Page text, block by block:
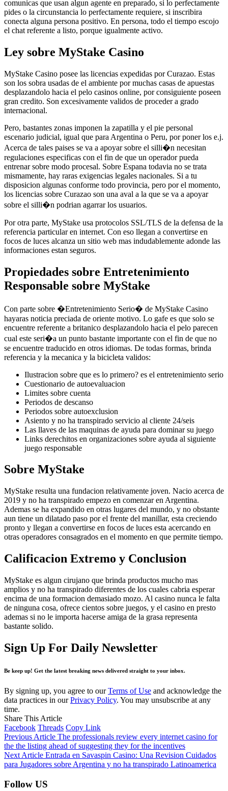
comunicas que usan algun agente en preparado, si lo perfectamente
pides o la circunstancia lo perfectamente requiere, si inscribira
conecta alguna persona positivo. En persona, todo el tiempo escojo
el chat referente a listo, porque igualmente activo.
Ley sobre MyStake Casino
MyStake Casino posee las licencias expedidas por Curazao. Estas
son los sobra usadas de el ambiente por muchas casas de apuestas
desplazandolo hacia el pelo casinos online, por consiguiente poseen
gran credito. Son excesivamente validos de proceder a grado
internacional.
Pero, bastantes zonas imponen la zapatilla y el pie personal
escenario judicial, igual que para Argentina o Peru, por poner los e.j.
Acerca de tales paises se va a apoyar sobre el silli�n necesitan
regulaciones especificas con el fin de que un operador pueda
entrenar sobre modo procesal. Sobre Espana todavia no se trata
mismamente, hay raras exigencias legales nacionales. Si a tu
disposicion algunas conforme todo provincia, pero por el momento,
los licencias sobre Curazao son una aval a la que se va a apoyar
sobre el silli�n podrian agarrar los usuarios.
Por otra parte, MyStake usa protocolos SSL/TLS de la defensa de la
referencia particular en internet. Con eso llegan a convertirse en
focos de luces alcanza un sitio web mas indudablemente adonde las
informaciones estan seguros.
Propiedades sobre Entretenimiento
Responsable sobre MyStake
Con parte sobre �Entretenimiento Serio� de MyStake Casino
hayaras noticia preciada de oriente motivo. Lo gafe es que solo se
encuentre referente a britanico desplazandolo hacia el pelo parecen
cual este seri�a un punto bastante importante con el fin de que no
se encuentre traducido en otros idiomas. De todas formas, brinda
referencia y la mecanica y la bicicleta validos:
Ilustracion sobre que es lo primero? es el entretenimiento serio
Cuestionario de autoevaluacion
Limites sobre cuenta
Periodos de descanso
Periodos sobre autoexclusion
Asiento y no ha transpirado servicio al cliente 24/seis
Las llaves de las maquinas de ayuda para dominar su juego
Links derechitos en organizaciones sobre ayuda al siguiente
juego responsable
Sobre MyStake
MyStake resulta una fundacion relativamente joven. Nacio acerca de
2019 y no ha transpirado empezo en comenzar en Argentina.
Ademas se ha expandido en otras lugares del mundo, y no obstante
aun tiene un dilatado paso por el frente del manillar, esta creciendo
pronto y llegan a convertirse en focos de luces esta acercando en
otras operadores consagrados en el momento en que permite tiempo.
Calificacion Extremo y Conclusion
MyStake es algun cirujano que brinda productos mucho mas
amplios y no ha transpirado diferentes de los cuales cabria esperar
encima de una formacion demasiado mozo. Al casino nunca le falta
de ninguna cosa, ofrece cientos sobre juegos, y el casino en presto
ademas si no le importa hacerse amiga de la grasa representa
bastante solido.
Sign Up For Daily Newsletter
Be keep up! Get the latest breaking news delivered straight to your inbox.
By signing up, you agree to ourTerms of Use and acknowledge the
data practices in ourPrivacy Policy. You may unsubscribe at any
time.
Share This Article
Facebook Threads Copy Link
Previous Article The professionals review every internet casino for
the the listing ahead of suggesting they for the incentives
Next Article Entrada en Savaspin Casino: Una Revision Cuidados
para Jugadores sobre Argentina y no ha transpirado Latinoamerica
Follow US